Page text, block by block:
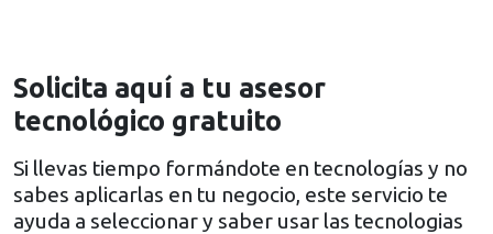
Solicita aquí a tu asesor
tecnológico gratuito
Si llevas tiempo formándote en tecnologías y no
sabes aplicarlas en tu negocio, este servicio te
ayuda a seleccionar y saber usar las tecnologias